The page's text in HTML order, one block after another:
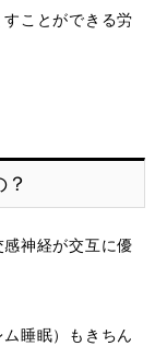
ことができる労
神経が交互に優
睡眠）もきちん